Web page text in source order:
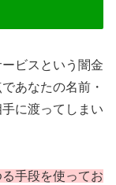
ビスという闇金
あなたの名前・
に渡ってしまい
手段を使ってお